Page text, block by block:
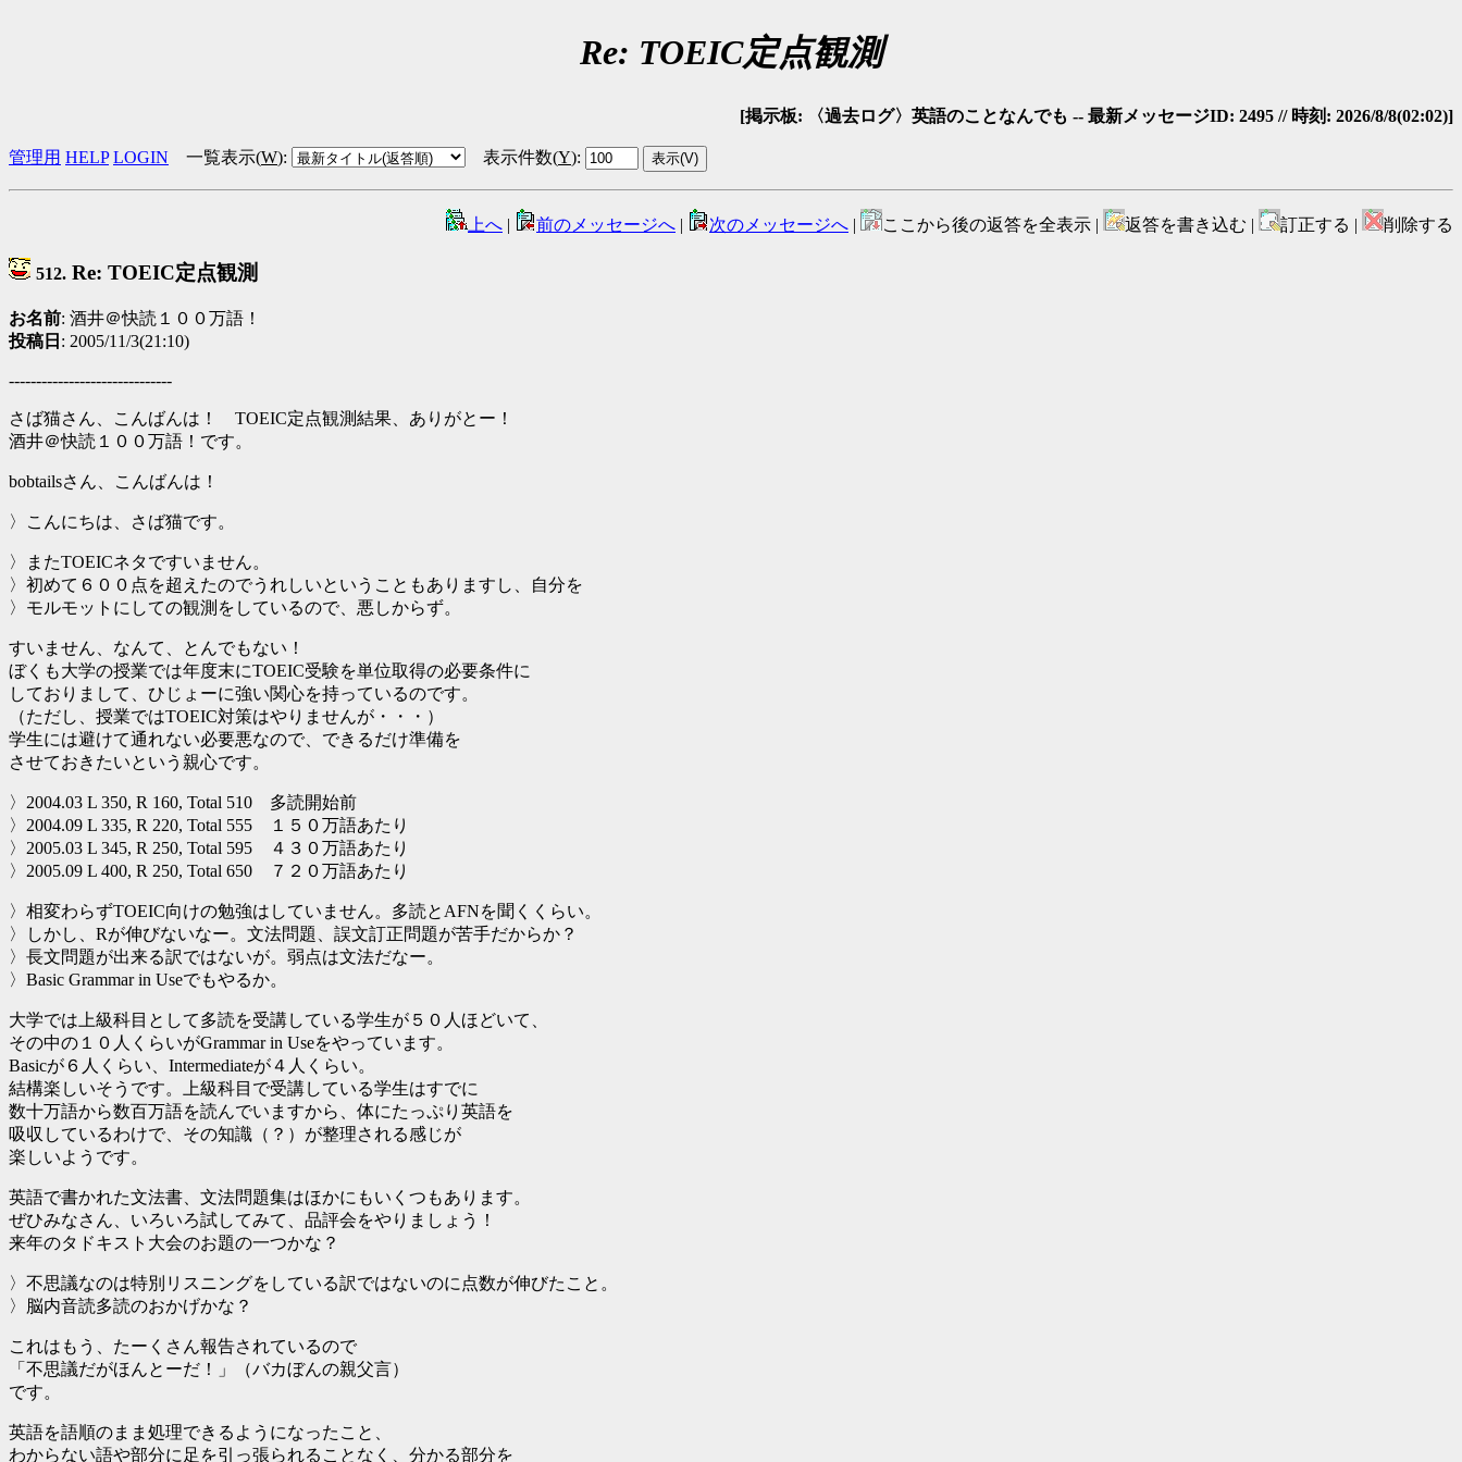
Re: TOEIC定点観測
[掲示板: 〈過去ログ〉英語のことなんでも -- 最新メッセージID: 2495 // 時刻: 2026/8/8(02:02)]
管理用 HELP LOGIN 一覧表示(W): 表示件数(Y):
上へ | 前のメッセージへ | 次のメッセージへ | ここから後の返答を全表示 | 返答を書き込む | 訂正する | 削除する
512. Re: TOEIC定点観測
お名前: 酒井＠快読１００万語！
投稿日 : 2005/11/3(21:10)
------------------------------
さば猫さん、こんばんは！ TOEIC定点観測結果、ありがとー！
酒井＠快読１００万語！です。
bobtailsさん、こんばんは！
〉こんにちは、さば猫です。
〉またTOEICネタですいません。
〉初めて６００点を超えたのでうれしいということもありますし、自分を
〉モルモットにしての観測をしているので、悪しからず。
すいません、なんて、とんでもない！
ぼくも大学の授業では年度末にTOEIC受験を単位取得の必要条件に
しておりまして、ひじょーに強い関心を持っているのです。
（ただし、授業ではTOEIC対策はやりませんが・・・）
学生には避けて通れない必要悪なので、できるだけ準備を
させておきたいという親心です。
〉2004.03 L 350, R 160, Total 510 多読開始前
〉2004.09 L 335, R 220, Total 555 １５０万語あたり
〉2005.03 L 345, R 250, Total 595 ４３０万語あたり
〉2005.09 L 400, R 250, Total 650 ７２０万語あたり
〉相変わらずTOEIC向けの勉強はしていません。多読とAFNを聞くくらい。
〉しかし、Rが伸びないなー。文法問題、誤文訂正問題が苦手だからか？
〉長文問題が出来る訳ではないが。弱点は文法だなー。
〉Basic Grammar in Useでもやるか。
大学では上級科目として多読を受講している学生が５０人ほどいて、
その中の１０人くらいがGrammar in Useをやっています。
Basicが６人くらい、Intermediateが４人くらい。
結構楽しいそうです。上級科目で受講している学生はすでに
数十万語から数百万語を読んでいますから、体にたっぷり英語を
吸収しているわけで、その知識（？）が整理される感じが
楽しいようです。
英語で書かれた文法書、文法問題集はほかにもいくつもあります。
ぜひみなさん、いろいろ試してみて、品評会をやりましょう！
来年のタドキスト大会のお題の一つかな？
〉不思議なのは特別リスニングをしている訳ではないのに点数が伸びたこと。
〉脳内音読多読のおかげかな？
これはもう、たーくさん報告されているので
「不思議だがほんとーだ！」（バカぼんの親父言）
です。
英語を語順のまま処理できるようになったこと、
わからない語や部分に足を引っ張られることなく、分かる部分を